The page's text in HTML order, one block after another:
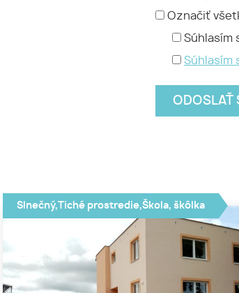
Označiť
Súhlasím
Súhlasím
Slnečný,Tiché prostredie,Škola, škôlka